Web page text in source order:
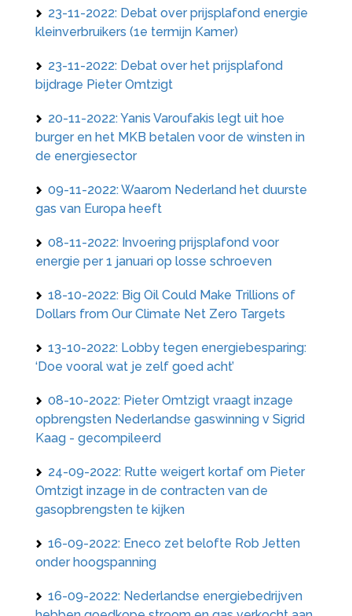
23-11-2022: Debat over prijsplafond energie
kleinverbruikers (1e termijn Kamer)
23-11-2022: Debat over het prijsplafond
bijdrage Pieter Omtzigt
20-11-2022: Yanis Varoufakis legt uit hoe
burger en het MKB betalen voor de winsten in
de energiesector
09-11-2022: Waarom Nederland het duurste
gas van Europa heeft
08-11-2022: Invoering prijsplafond voor
energie per 1 januari op losse schroeven
18-10-2022: Big Oil Could Make Trillions of
Dollars from Our Climate Net Zero Targets
13-10-2022: Lobby tegen energiebesparing:
‘Doe vooral wat je zelf goed acht’
08-10-2022: Pieter Omtzigt vraagt inzage
opbrengsten Nederlandse gaswinning v Sigrid
Kaag - gecompileerd
24-09-2022: Rutte weigert kortaf om Pieter
Omtzigt inzage in de contracten van de
gasopbrengsten te kijken
16-09-2022: Eneco zet belofte Rob Jetten
onder hoogspanning
16-09-2022: Nederlandse energiebedrijven